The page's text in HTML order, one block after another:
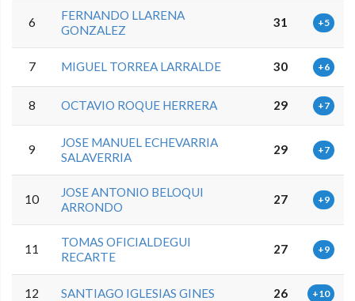
6
FERNANDO LLARENA
GONZALEZ
31 +5
7 MIGUEL TORREA LARRALDE 30 +6
8 OCTAVIO ROQUE HERRERA 29 +7
9
JOSE MANUEL ECHEVARRIA
SALAVERRIA
29 +7
10
JOSE ANTONIO BELOQUI
ARRONDO
27 +9
11
TOMAS OFICIALDEGUI
RECARTE
27 +9
12 SANTIAGO IGLESIAS GINES 26 +10